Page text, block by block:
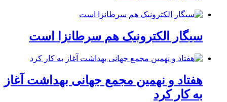
سیگار الکترونیک هم سرطانزا است
هفتاد و نهمین مجمع جهانی بهداشت آغاز
به کار کرد